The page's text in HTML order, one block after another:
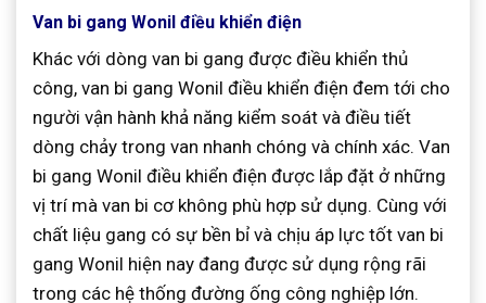
Van bi gang Wonil điều khiển điện
Khác với dòng van bi gang được điều khiển thủ
công, van bi gang Wonil điều khiển điện đem tới cho
người vận hành khả năng kiểm soát và điều tiết
dòng chảy trong van nhanh chóng và chính xác. Van
bi gang Wonil điều khiển điện được lắp đặt ở những
vị trí mà van bi cơ không phù hợp sử dụng. Cùng với
chất liệu gang có sự bền bỉ và chịu áp lực tốt van bi
gang Wonil hiện nay đang được sử dụng rộng rãi
trong các hệ thống đường ống công nghiệp lớn.